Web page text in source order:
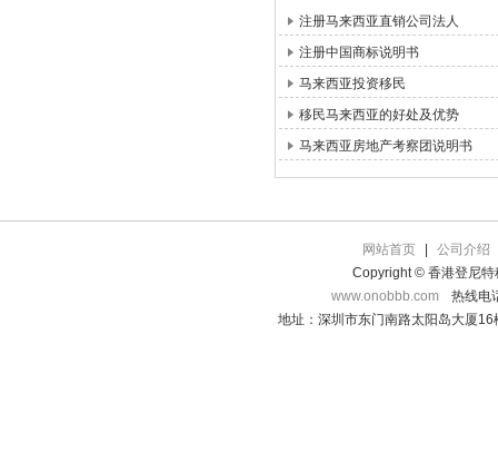
注册马来西亚直销公司法人
注册中国商标说明书
马来西亚投资移民
移民马来西亚的好处及优势
马来西亚房地产考察团说明书
网站首页
公司介绍
Copyright © 香港登尼特
www.onobbb.com
热线电
地址：深圳市东门南路太阳岛大厦